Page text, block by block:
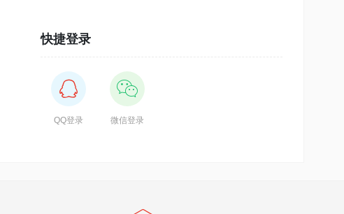
快捷登录
QQ登录 微信登录